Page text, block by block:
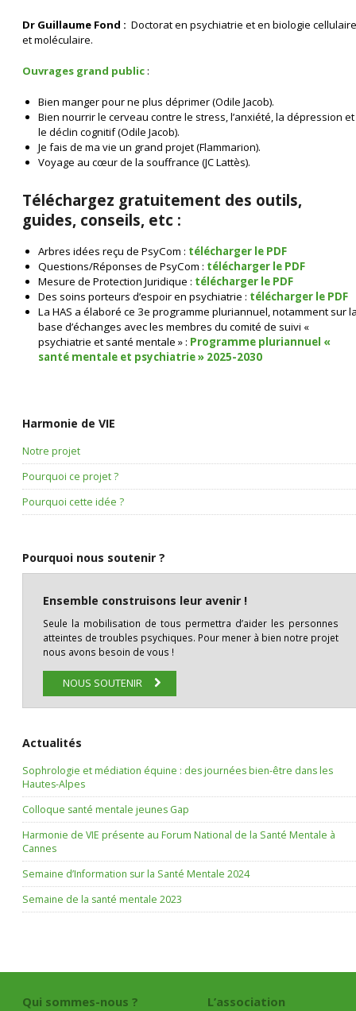
Dr Guillaume Fond : Doctorat en psychiatrie et en biologie cellulaire
et moléculaire.
Ouvrages grand public :
Bien manger pour ne plus déprimer (Odile Jacob).
Bien nourrir le cerveau contre le stress, l’anxiété, la dépression et
le déclin cognitif (Odile Jacob).
Je fais de ma vie un grand projet (Flammarion).
Voyage au cœur de la souffrance (JC Lattès).
Téléchargez gratuitement des outils,
guides, conseils, etc :
Arbres idées reçu de PsyCom : télécharger le PDF
Questions/Réponses de PsyCom : télécharger le PDF
Mesure de Protection Juridique : télécharger le PDF
Des soins porteurs d’espoir en psychiatrie : télécharger le PDF
La HAS a élaboré ce 3e programme pluriannuel, notamment sur
base d’échanges avec les membres du comité de suivi «
psychiatrie et santé mentale » : Programme pluriannuel «
santé mentale et psychiatrie » 2025-2030
Harmonie de VIE
Notre projet
Pourquoi ce projet ?
Pourquoi cette idée ?
Pourquoi nous soutenir ?
Ensemble construisons leur avenir !
Seule la mobilisation de tous permettra d’aider les personnes
atteintes de troubles psychiques. Pour mener à bien notre projet
nous avons besoin de vous !
NOUS SOUTENIR
Actualités
Sophrologie et médiation équine : des journées bien-être dans les
Hautes-Alpes
Colloque santé mentale jeunes Gap
Harmonie de VIE présente au Forum National de la Santé Mentale à
Cannes
Semaine d’Information sur la Santé Mentale 2024
Semaine de la santé mentale 2023
Qui sommes-nous ? L’association